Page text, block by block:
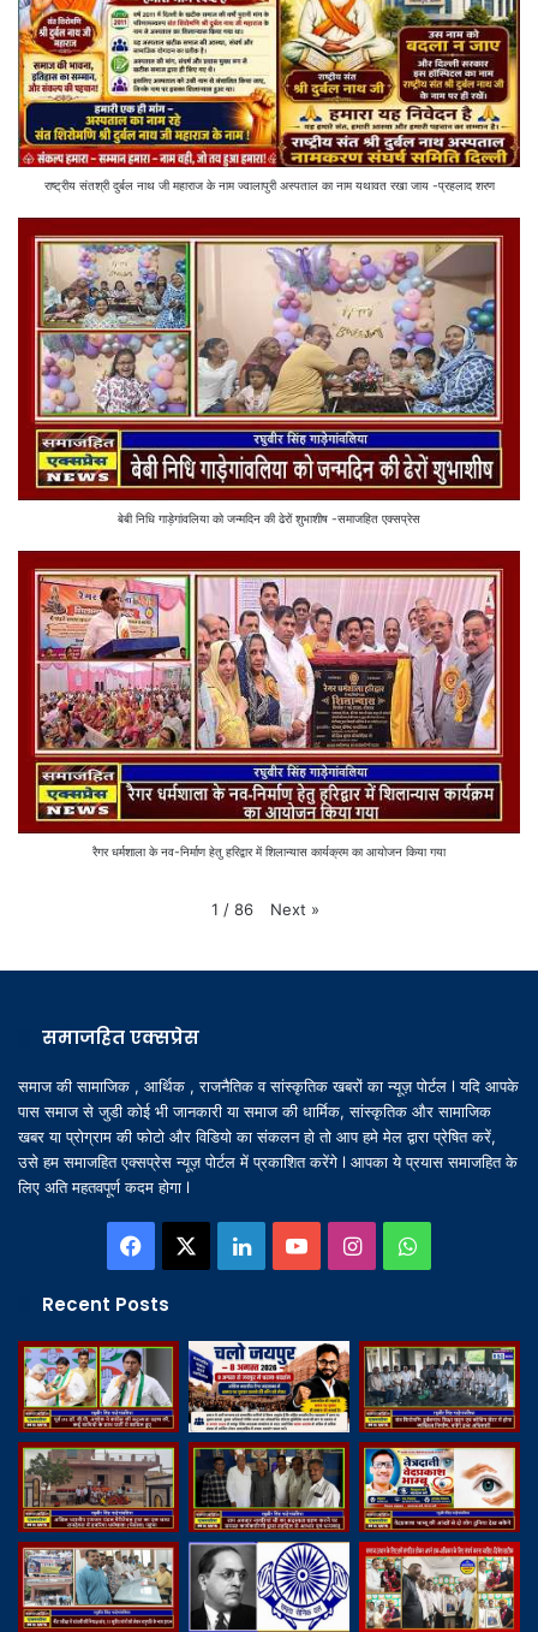
राष्ट्रीय संतश्री दुर्बल नाथ जी महाराज के नाम ज्वालापुरी अस्पताल का नाम यथावत रखा जाय -प्रहलाद शरण
बेबी निधि गाड़ेगांवलिया को जन्मदिन की ढेरों शुभाशीष -समाजहित एक्सप्रेस
रैगर धर्मशाला के नव-निर्माण हेतु हरिद्वार में शिलान्यास कार्यक्रम का आयोजन किया गया
1 / 86 Next »
समाजहित एक्सप्रेस
समाज की सामाजिक , आर्थिक , राजनैतिक व सांस्कृतिक खबरों का न्यूज़ पोर्टल l यदि आपके
पास समाज से जुडी कोई भी जानकारी या समाज की धार्मिक, सांस्कृतिक और सामाजिक
खबर या प्रोग्राम की फोटो और विडियो का संकलन हो तो आप हमे मेल द्वारा प्रेषित करें,
उसे हम समाजहित एक्सप्रेस न्यूज़ पोर्टल में प्रकाशित करेंगे l आपका ये प्रयास समाजहित के
लिए अति महतवपूर्ण कदम होगा l
Facebook LinkedInYouTubeInstagramWhatsApp
Recent Posts